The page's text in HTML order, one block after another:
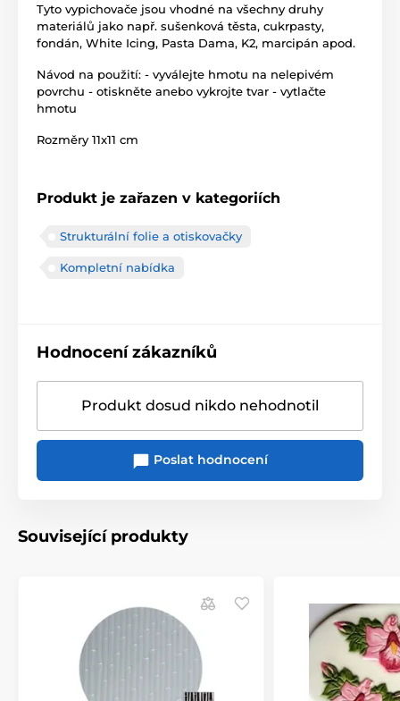
Tyto vypichovače jsou vhodné na všechny druhy
materiálů jako např. sušenková těsta, cukrpasty,
fondán, White Icing, Pasta Dama, K2, marcipán apod.
Návod na použití: - vyválejte hmotu na nelepivém
povrchu - otiskněte anebo vykrojte tvar - vytlačte
hmotu
Rozměry 11x11 cm
Produkt je zařazen v kategoriích
Strukturální folie a otiskovačky
Kompletní nabídka
Hodnocení zákazníků
Produkt dosud nikdo nehodnotil
Poslat hodnocení
Související produkty